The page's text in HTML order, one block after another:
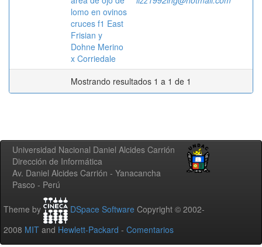
lomo en ovinos
cruces f1 East
Frisian y
Dohne Merino
x Corriedale
Mostrando resultados 1 a 1 de 1
Universidad Nacional Daniel Alcides Carrión
Dirección de Informática
Av. Daniel Alcides Carrión - Yanacancha
Pasco - Perú
Theme by DSpace Software Copyright © 2002-
2008 MIT and Hewlett-Packard - Comentarios